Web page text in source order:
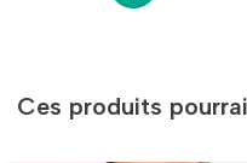
Ces produits